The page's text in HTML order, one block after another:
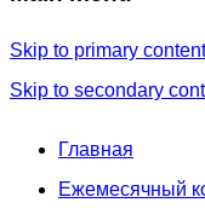
Skip to primary content
Skip to secondary
Главная
Ежемесячный